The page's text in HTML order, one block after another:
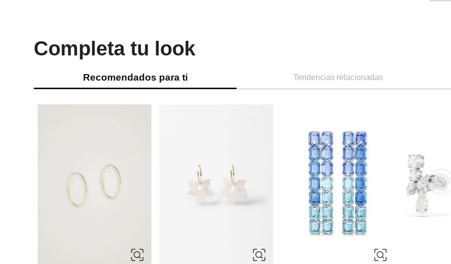
Completa tu look
Recomendados para ti Tendencias relacionadas